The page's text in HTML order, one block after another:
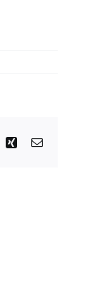
Xing Correo